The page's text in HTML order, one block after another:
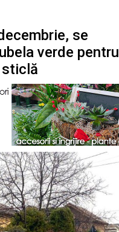
se
verde pentru
sticlă